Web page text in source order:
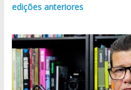
edições anteriores